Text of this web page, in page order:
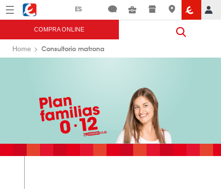
Menú Eroski
COMPRA ONLINE
Home Consultorio matrona